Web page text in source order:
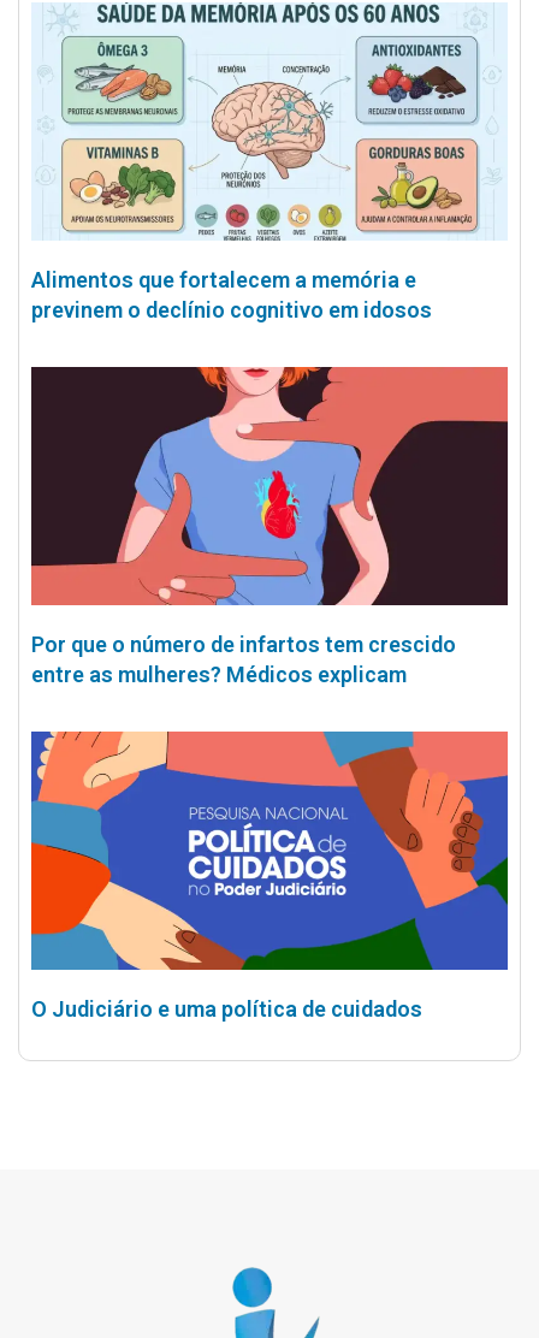
Alimentos que fortalecem a memória e
previnem o declínio cognitivo em idosos
Por que o número de infartos tem crescido
entre as mulheres? Médicos explicam
O Judiciário e uma política de cuidados